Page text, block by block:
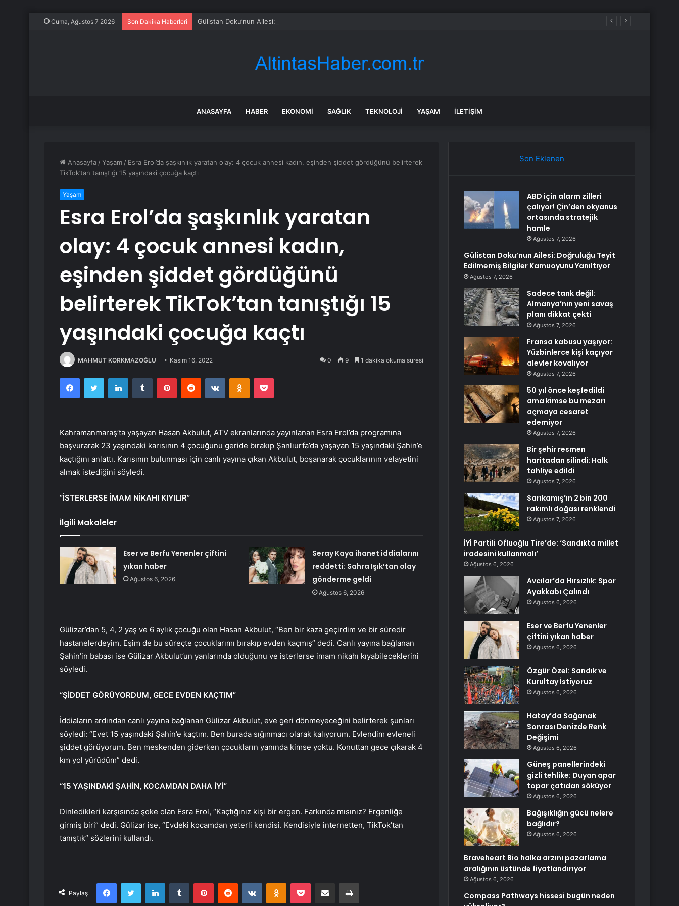
Cuma, Ağustos 7 2026 Son Dakika Haberleri Gülistan Doku’nun Ailesi: Doğruluğu Teyit Edilmemiş Bilgiler Kamuoyunu Yanıltıyor
ANASAYFA HABER EKONOMI SAĞLIK TEKNOLOJI YAŞAM İLETIŞIM
Anasayfa /Yaşam / Esra Erol’da şaşkınlık yaratan olay: 4 çocuk annesi kadın, eşinden şiddet gördüğünü belirterek
TikTok’tan tanıştığı 15 yaşındaki çocuğa kaçtı
Yaşam
Esra Erol’da şaşkınlık yaratan
olay: 4 çocuk annesi kadın,
eşinden şiddet gördüğünü
belirterek TikTok’tan tanıştığı 15
yaşındaki çocuğa kaçtı
MAHMUT KORKMAZOĞLU Kasım 16, 2022 0 9 1 dakika okuma süresi
FacebookTwitter LinkedInTumblr PinterestReddit VKontakteOdnoklassniki
Pocket
Kahramanmaraş’ta yaşayan Hasan Akbulut, ATV ekranlarında yayınlanan Esra Erol’da programına
başvurarak 23 yaşındaki karısının 4 çocuğunu geride bırakıp Şanlıurfa’da yaşayan 15 yaşındaki Şahin’e
kaçtığını anlattı. Karısının bulunması için canlı yayına çıkan Akbulut, boşanarak çocuklarının velayetini
almak istediğini söyledi.
“İSTERLERSE İMAM NİKAHI KIYILIR”
İlgili Makaleler
Eser ve Berfu Yenenler çiftini
yıkan haber
Ağustos 6, 2026
Seray Kaya ihanet iddialarını
reddetti: Sahra Işık’tan olay
gönderme geldi
Ağustos 6, 2026
Gülizar’dan 5, 4, 2 yaş ve 6 aylık çocuğu olan Hasan Akbulut, “Ben bir kaza geçirdim ve bir süredir
hastanelerdeyim. Eşim de bu süreçte çocuklarımı bırakıp evden kaçmış” dedi. Canlı yayına bağlanan
Şahin’in babası ise Gülizar Akbulut’un yanlarında olduğunu ve isterlerse imam nikahı kıyabileceklerini
söyledi.
“ŞİDDET GÖRÜYORDUM, GECE EVDEN KAÇTIM”
İddiaların ardından canlı yayına bağlanan Gülizar Akbulut, eve geri dönmeyeceğini belirterek şunları
söyledi: “Evet 15 yaşındaki Şahin’e kaçtım. Ben burada sığınmacı olarak kalıyorum. Evlendim evleneli
şiddet görüyorum. Ben meskenden giderken çocukların yanında kimse yoktu. Konuttan gece çıkarak 4
km yol yürüdüm” dedi.
“15 YAŞINDAKİ ŞAHİN, KOCAMDAN DAHA İYİ”
Dinledikleri karşısında şoke olan Esra Erol, “Kaçtığınız kişi bir ergen. Farkında mısınız? Ergenliğe
girmiş biri” dedi. Gülizar ise, “Evdeki kocamdan yeterli kendisi. Kendisiyle internetten, TikTok’tan
tanıştık” sözlerini kullandı.
Paylaş
FacebookTwitter LinkedInTumblr PinterestReddit VKontakteOdnoklassniki
Pocket E-Posta ile paylaş Yazdır
Son Eklenen
ABD için alarm zilleri
çalıyor! Çin’den okyanus
ortasında stratejik
hamle
Ağustos 7, 2026
Gülistan Doku’nun Ailesi: Doğruluğu Teyit
Edilmemiş Bilgiler Kamuoyunu Yanıltıyor
Ağustos 7, 2026
Sadece tank değil:
Almanya’nın yeni savaş
planı dikkat çekti
Ağustos 7, 2026
Fransa kabusu yaşıyor:
Yüzbinlerce kişi kaçıyor
alevler kovalıyor
Ağustos 7, 2026
50 yıl önce keşfedildi
ama kimse bu mezarı
açmaya cesaret
edemiyor
Ağustos 7, 2026
Bir şehir resmen
haritadan silindi: Halk
tahliye edildi
Ağustos 7, 2026
Sarıkamış’ın 2 bin 200
rakımlı doğası renklendi
Ağustos 7, 2026
İYİ Partili Ofluoğlu Tire’de: ‘Sandıkta millet
iradesini kullanmalı’
Ağustos 6, 2026
Avcılar’da Hırsızlık: Spor
Ayakkabı Çalındı
Ağustos 6, 2026
Eser ve Berfu Yenenler
çiftini yıkan haber
Ağustos 6, 2026
Özgür Özel: Sandık ve
Kurultay İstiyoruz
Ağustos 6, 2026
Hatay’da Sağanak
Sonrası Denizde Renk
Değişimi
Ağustos 6, 2026
Güneş panellerindeki
gizli tehlike: Duyan apar
topar çatıdan söküyor
Ağustos 6, 2026
Bağışıklığın gücü nelere
bağlıdır?
Ağustos 6, 2026
Braveheart Bio halka arzını pazarlama
aralığının üstünde fiyatlandırıyor
Ağustos 6, 2026
Compass Pathways hissesi bugün neden